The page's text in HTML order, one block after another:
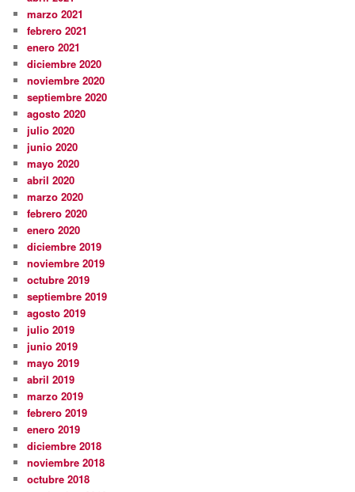
marzo 2021
febrero 2021
enero 2021
diciembre 2020
noviembre 2020
septiembre 2020
agosto 2020
julio 2020
junio 2020
mayo 2020
abril 2020
marzo 2020
febrero 2020
enero 2020
diciembre 2019
noviembre 2019
octubre 2019
septiembre 2019
agosto 2019
julio 2019
junio 2019
mayo 2019
abril 2019
marzo 2019
febrero 2019
enero 2019
diciembre 2018
noviembre 2018
octubre 2018